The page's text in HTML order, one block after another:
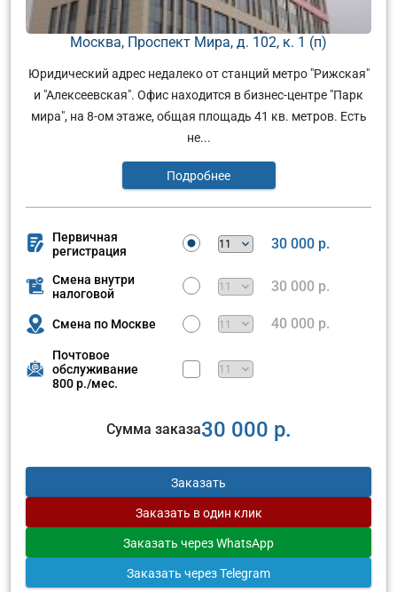
Москва, Проспект Мира, д. 102, к. 1 (п)
Юридический адрес недалеко от станций метро "Рижская"
и "Алексеевская". Офис находится в бизнес-центре "Парк
мира", на 8-ом этаже, общая площадь 41 кв. метров. Есть
не...
Подробнее
Первичная
регистрация
30 000 р.
Смена внутри
налоговой
30 000 р.
Смена по Москве 40 000 р.
Почтовое
обслуживание
800 р./мес.
Сумма заказа30 000 р.
Заказать
Заказать в один клик
Заказать через WhatsApp
Заказать через Telegram